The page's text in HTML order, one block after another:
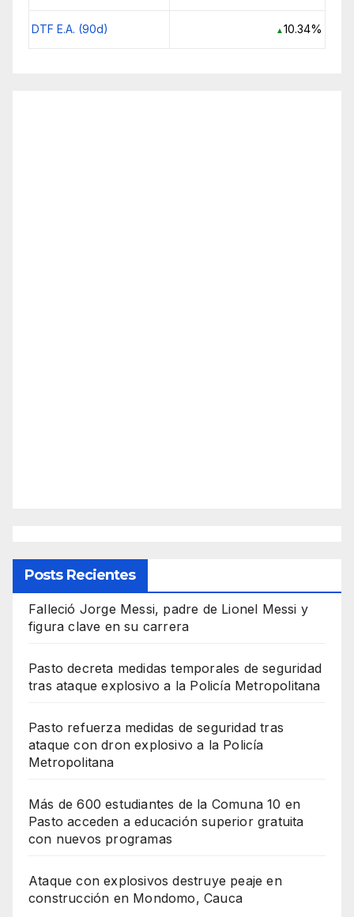
DTF E.A. (90d) ▲10.34%
Posts Recientes
Falleció Jorge Messi, padre de Lionel Messi y
figura clave en su carrera
Pasto decreta medidas temporales de seguridad
tras ataque explosivo a la Policía Metropolitana
Pasto refuerza medidas de seguridad tras
ataque con dron explosivo a la Policía
Metropolitana
Más de 600 estudiantes de la Comuna 10 en
Pasto acceden a educación superior gratuita
con nuevos programas
Ataque con explosivos destruye peaje en
construcción en Mondomo, Cauca